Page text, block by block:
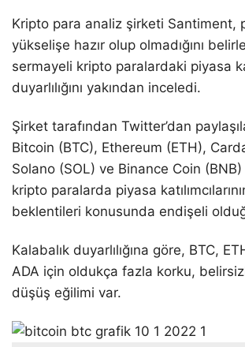
Kripto para analiz şirketi Santiment,
yükselişe hazır olup olmadığını
sermayeli kripto paralardaki piyasa
duyarlılığını yakından inceledi.
Şirket tarafından Twitter’dan
Bitcoin (BTC), Ethereum (ETH),
Solano (SOL) ve Binance Coin
kripto paralarda piyasa
beklentileri konusunda endişeli
Kalabalık duyarlılığına göre, BTC,
ADA için oldukça fazla korku,
düşüş eğilimi var.